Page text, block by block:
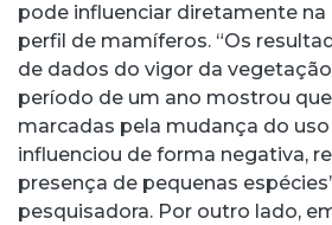
pode influenciar diretamente na
perfil de mamíferos. “Os
de dados do vigor da
período de um ano mostrou
marcadas pela mudança do
influenciou de forma negativa,
presença de pequenas
pesquisadora. Por outro lado,